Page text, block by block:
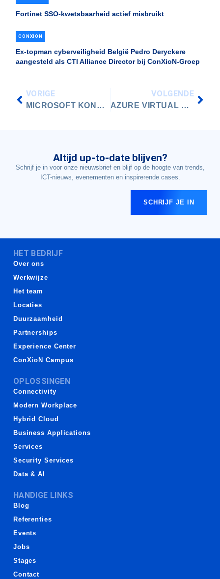
Fortinet SSO-kwetsbaarheid actief misbruikt
CONXION
Ex-topman cyberveiligheid België Pedro Deryckere
aangesteld als CTI Alliance Director bij ConXioN-Groep
VORIGE
MICROSOFT KONDIGT NIEUWE AZURE-DATACENTERS IN BELGIË AAN
VOLGENDE
AZURE VIRTUAL DESKTOP: 5 FABELS EN FEITEN
Altijd up-to-date blijven?
Schrijf je in voor onze nieuwsbrief en blijf op de hoogte van trends,
ICT-nieuws, evenementen en inspirerende cases.
SCHRIJF JE IN
HET BEDRIJF
Over ons
Werkwijze
Het team
Locaties
Duurzaamheid
Partnerships
Experience Center
ConXioN Campus
OPLOSSINGEN
Connectivity
Modern Workplace
Hybrid Cloud
Business Applications
Services
Security Services
Data & AI
HANDIGE LINKS
Blog
Referenties
Events
Jobs
Stages
Contact